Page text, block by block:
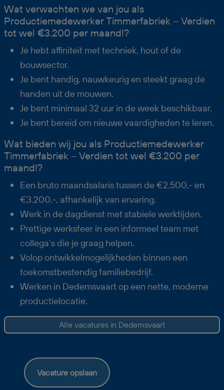
Wat verwachten we van jou als
Productiemedewerker Timmerfabriek – Verdien
tot wel €3.200 per maand!?
Je hebt affiniteit met techniek, hout of de
bouwsector.
Je bent handig, nauwkeurig en steekt graag de
handen uit de mouwen.
Je bent minimaal 32 uur in de week beschikbaar.
Je bent bereid om nieuwe vaardigheden te leren.
Wat bieden wij jou als Productiemedewerker
Timmerfabriek – Verdien tot wel €3.200 per
maand!?
Een bruto maandsalaris tussen de €2.500,- en
€3.200,-, afhankelijk van ervaring.
Werk in de dagdienst met stabiele werktijden.
Prettige werksfeer in een informeel team met
collega’s die je graag helpen.
Volop ontwikkelmogelijkheden binnen een
toekomstbestendig familiebedrijf.
Werken in Dedemsvaart op een nette, moderne
productielocatie.
Alle vacatures in Dedemsvaart
Vacature opslaan